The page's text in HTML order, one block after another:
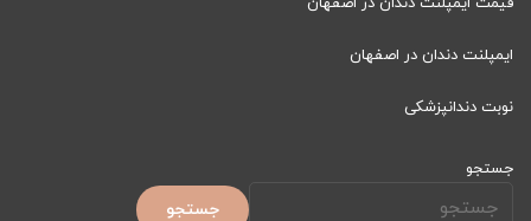
ایمپلنت دندان در اصفهان
نوبت دندانپزشکی
جستجو
جستجو